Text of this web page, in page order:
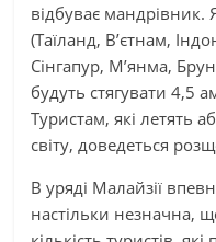
відбуває
(Таїланд, В’єтнам,
Сінгапур, М’янма,
будуть стягувати 4,5
Туристам, які летять
світу, доведеться
В уряді Малайзії
настільки незначна,